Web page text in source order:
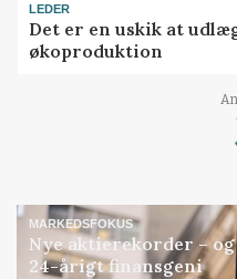
LEDER
Det er en uskik at
økoproduktion
MARKEDSFOKUS
Nye aktierekorder –
24-årigt finansgeni